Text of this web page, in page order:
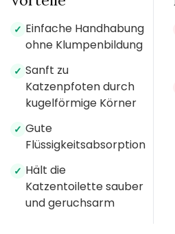
✓ Einfache Handhabung
ohne Klumpenbildung
✓ Sanft zu
Katzenpfoten durch
kugelförmige Körner
✓ Gute
Flüssigkeitsabsorption
✓ Hält die
Katzentoilette sauber
und geruchsarm